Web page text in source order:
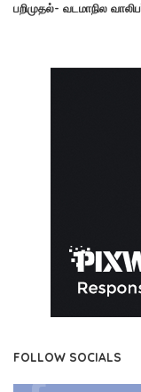
பறிமுதல்- வடமாநில
FOLLOW SOCIALS